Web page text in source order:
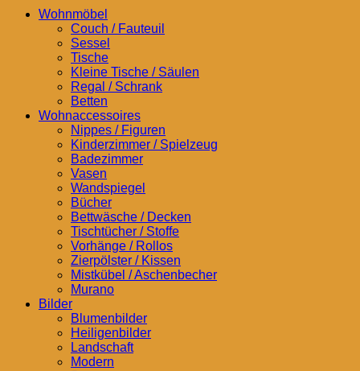
Wohnmöbel
Couch / Fauteuil
Sessel
Tische
Kleine Tische / Säulen
Regal / Schrank
Betten
Wohnaccessoires
Nippes / Figuren
Kinderzimmer / Spielzeug
Badezimmer
Vasen
Wandspiegel
Bücher
Bettwäsche / Decken
Tischtücher / Stoffe
Vorhänge / Rollos
Zierpölster / Kissen
Mistkübel / Aschenbecher
Murano
Bilder
Blumenbilder
Heiligenbilder
Landschaft
Modern